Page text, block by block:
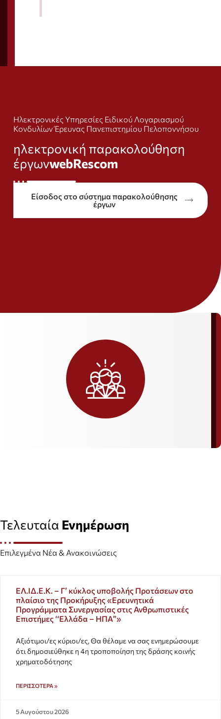
Ηλεκτρονικές Υπηρεσίες Ειδικού Λογαριασμού
Κονδυλίων Έρευνας Πανεπιστημίου Πελοποννήσου
ηλεκτρονική παρακολούθηση
έργωνwebRescom
Είσοδος στο σύστημα παρακολούθησης
έργων
Τελευταία Ενημέρωση
Επιλεγμένα Νέα & Ανακοινώσεις
ΕΛ.ΙΔ.Ε.Κ. – Γ’ κύκλος υποβολής Προτάσεων στο
πλαίσιο της Προκήρυξης «Ερευνητικά
Προγράμματα Συνεργασίας στις Ανθρωπιστικές
Επιστήμες ‘‘Ελλάδα – ΗΠΑ”»
Αξιότιμοι/ες κύριοι/ες, Θα θέλαμε να σας ενημερώσουμε
ότι δημοσιεύθηκε η 4η τροποποίηση της δράσης κοινής
χρηματοδότησης
ΠΕΡΙΣΣΌΤΕΡΑ »
5 Αυγούστου 2026